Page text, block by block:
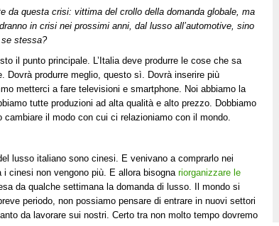
da questa crisi: vittima del crollo della domanda globale, ma
in crisi nei prossimi anni, dal lusso all’automotive, sino
se stessa?
il punto principale. L’Italia deve produrre le cose che sa
Dovrà produrre meglio, questo sì. Dovrà inserire più
metterci a fare televisioni e smartphone. Noi abbiamo la
tutte produzioni ad alta qualità e alto prezzo. Dobbiamo
il modo con cui ci relazioniamo con il mondo.
lusso italiano sono cinesi. E venivano a comprarlo nei
cinesi non vengono più. E allora bisogna riorganizzare le
da qualche settimana la domanda di lusso. Il mondo si
periodo, non possiamo pensare di entrare in nuovi settori
da lavorare sui nostri. Certo tra non molto tempo dovremo